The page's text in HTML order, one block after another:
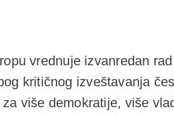
vrednuje izvanredan
kritičnog izveštavanja
više demokratije, više